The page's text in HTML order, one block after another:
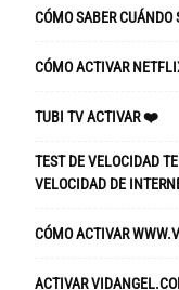
CÓMO SABER CUÁNDO
CÓMO ACTIVAR
TUBI TV ACTIVAR ❤️
TEST DE VELOCIDAD
VELOCIDAD DE
CÓMO ACTIVAR
ACTIVAR